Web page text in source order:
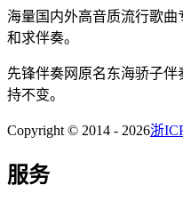
海量国内外高音质流行歌
和求伴奏。
先锋伴奏网 原名东海骄子伴
持不变。
Copyright © 2014 - 2026浙
服务